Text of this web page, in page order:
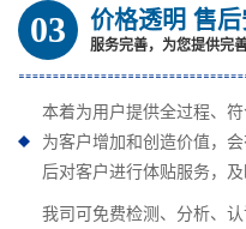
03 价格透明 售
服务完善，为您提供完
本着为用户提供全过程、
为客户增加和创造价值，
后对客户进行体贴服务，及
我司可免费检测、分析、